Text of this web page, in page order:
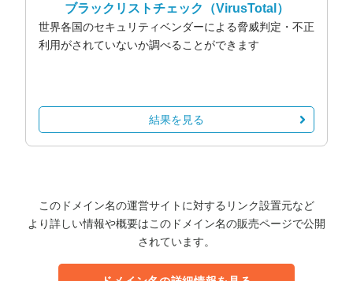
ブラックリストチェック （VirusTotal）
世界各国のセキュリティベンダーによる脅威判定・不正
利用がされていないか調べることができます
結果を見る
このドメイン名の運営サイトに対するリンク設置元など
より詳しい情報や概要はこのドメイン名の販売ページで公開
されています。